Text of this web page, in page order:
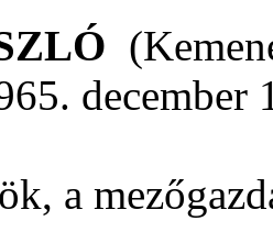
december
a